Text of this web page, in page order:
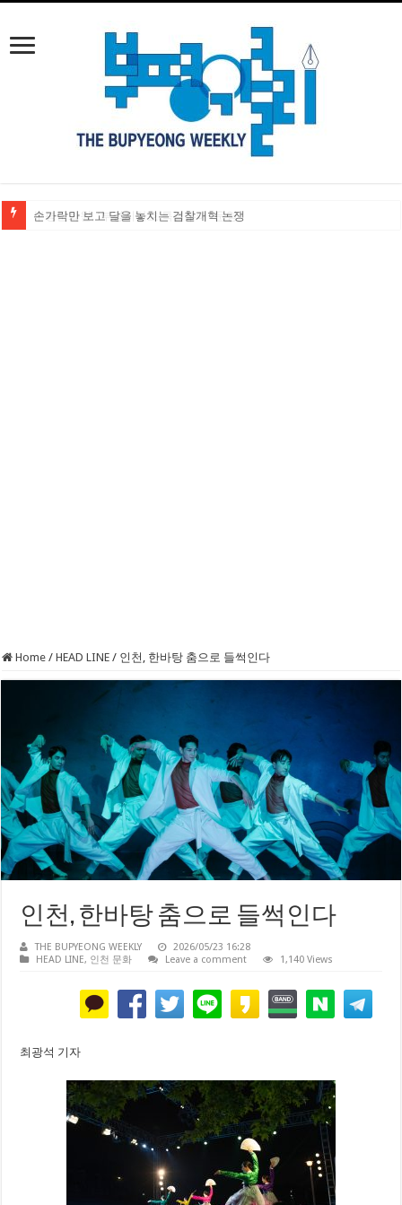
손가락만 보고 달을 놓치는 검찰개혁 논쟁
Home / HEAD LINE / 인천, 한바탕 춤으로 들썩인다
인천, 한바탕 춤으로 들썩인다
THE BUPYEONG WEEKLY
2026/05/23 16:28
HEAD LINE, 인천 문화 Leave a comment 1,140 Views
최광석 기자